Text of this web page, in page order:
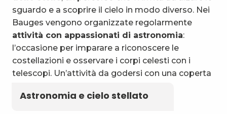
6 Attività acquatiche
sguardo e a scoprire il cielo in modo diverso. Nei
Bauges vengono organizzate regolarmente
attività con appassionati di astronomia:
l’occasione per imparare a riconoscere le
costellazioni e osservare i corpi celesti con i
telescopi. Un’attività da godersi con una coperta
Astronomia e cielo stellato